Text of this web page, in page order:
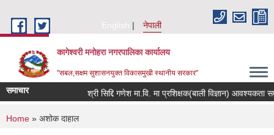
English
नेपाली
कागेश्वरी मनोहरा नगरपालिका कार्यालय
"सबल,सक्षम सुशासनयुक्त विकासमुखी स्थानीय सरकार"
समाचार श्री सिद्दि गणेश मा.वि. मा प्रशिक्षक(बाली विज्ञान) आवश्यकता सम्बन्धी
You are here
Home » अशोक दाहाल